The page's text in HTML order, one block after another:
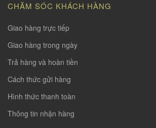
CHĂM SÓC KHÁCH HÀNG
Giao hàng trực tiếp
Giao hàng trong ngày
Trả hàng và hoàn tiền
Cách thức gửi hàng
Hình thức thanh toàn
Thông tin nhận hàng